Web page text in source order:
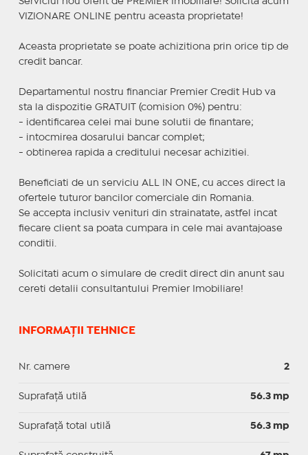
VIZIONARE ONLINE pentru aceasta proprietate!
Aceasta proprietate se poate achizitiona prin orice tip de
credit bancar.
Departamentul nostru financiar Premier Credit Hub va
sta la dispozitie GRATUIT (comision 0%) pentru:
- identificarea celei mai bune solutii de finantare;
- intocmirea dosarului bancar complet;
- obtinerea rapida a creditului necesar achizitiei.
Beneficiati de un serviciu ALL IN ONE, cu acces direct la
ofertele tuturor bancilor comerciale din Romania.
Se accepta inclusiv venituri din strainatate, astfel incat
fiecare client sa poata cumpara in cele mai avantajoase
conditii.
Solicitati acum o simulare de credit direct din anunt sau
cereti detalii consultantului Premier Imobiliare!
INFORMAȚII TEHNICE
Nr. camere 2
Suprafaţă utilă 56.3 mp
Suprafaţă total utilă 56.3 mp